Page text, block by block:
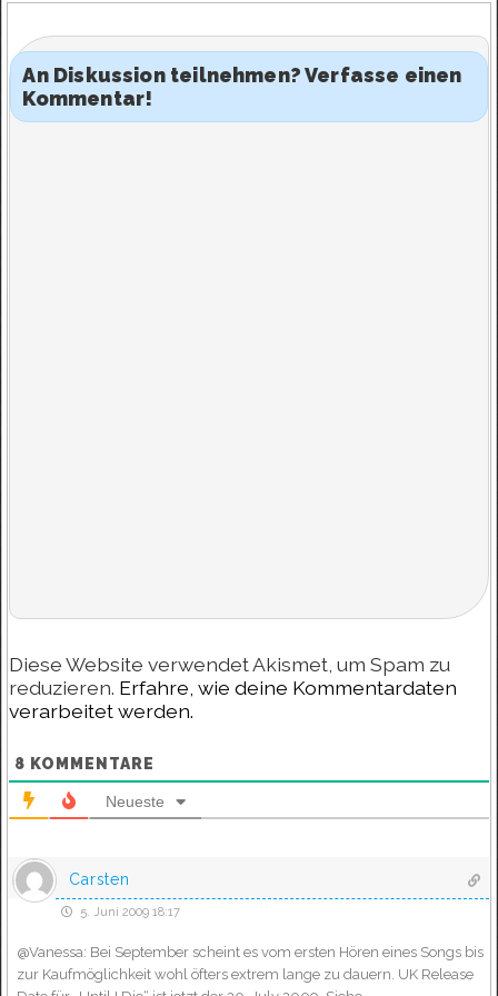
An Diskussion teilnehmen? Verfasse einen
Kommentar!
Diese Website verwendet Akismet, um Spam zu
reduzieren. Erfahre, wie deine Kommentardaten
verarbeitet werden.
8 KOMMENTARE
Neueste
Carsten
5. Juni 2009 18:17
@Vanessa: Bei September scheint es vom ersten Hören eines Songs bis
zur Kaufmöglichkeit wohl öfters extrem lange zu dauern. UK Release